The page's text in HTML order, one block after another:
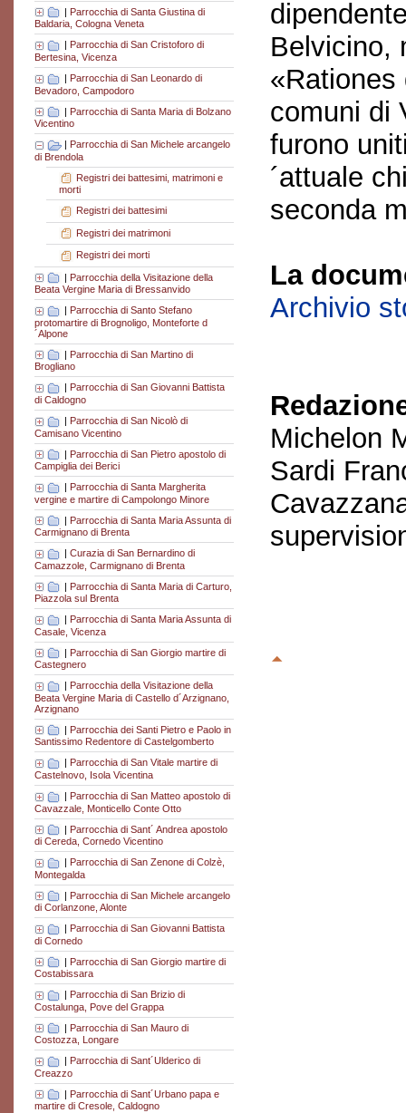
| Parrocchia di Santa Giustina di
Baldaria, Cologna Veneta
Parrocchia di San Cristoforo di
Bertesina, Vicenza
| Parrocchia di San Leonardo di
Bevadoro, Campodoro
| Parrocchia di Santa Maria di Bolzano
Vicentino
| Parrocchia di San Michele arcangelo
di Brendola
Registri dei battesimi, matrimoni e
morti
Registri dei battesimi
Registri dei matrimoni
Registri dei morti
| Parrocchia della Visitazione della
Beata Vergine Maria di Bressanvido
Parrocchia di Santo Stefano
protomartire di Brognoligo, Monteforte d
´Alpone
| Parrocchia di San Martino di
Brogliano
Parrocchia di San Giovanni Battista
di Caldogno
| Parrocchia di San Nicolò di
Camisano Vicentino
| Parrocchia di San Pietro apostolo di
Campiglia dei Berici
| Parrocchia di Santa Margherita
vergine e martire di Campolongo Minore
| Parrocchia di Santa Maria Assunta di
Carmignano di Brenta
| Curazia di San Bernardino di
Camazzole, Carmignano di Brenta
| Parrocchia di Santa Maria di Carturo,
Piazzola sul Brenta
Parrocchia di Santa Maria Assunta di
Casale, Vicenza
| Parrocchia di San Giorgio martire di
Castegnero
Parrocchia della Visitazione della
Beata Vergine Maria di Castello d´Arzignano,
Arzignano
| Parrocchia dei Santi Pietro e Paolo in
Santissimo Redentore di Castelgomberto
Parrocchia di San Vitale martire di
Castelnovo, Isola Vicentina
| Parrocchia di San Matteo apostolo di
Cavazzale, Monticello Conte Otto
| Parrocchia di Sant´ Andrea apostolo
di Cereda, Cornedo Vicentino
| Parrocchia di San Zenone di Colzè,
Montegalda
| Parrocchia di San Michele arcangelo
di Corlanzone, Alonte
Parrocchia di San Giovanni Battista
di Cornedo
| Parrocchia di San Giorgio martire di
Costabissara
Parrocchia di San Brizio di
Costalunga, Pove del Grappa
| Parrocchia di San Mauro di
Costozza, Longare
Parrocchia di Sant´Ulderico di
Creazzo
| Parrocchia di Sant´Urbano papa e
martire di Cresole, Caldogno
Belvicino,
«Rationes
comuni di
furono
´attuale
seconda
La
Archivio
Michelon
Sardi